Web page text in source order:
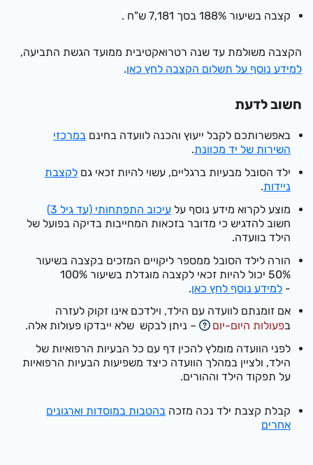
קצבה בשיעור 188% בסך
7,181 ש"ח .
הקצבה משולמת עד שנה רטרואקטיבית ממועד הגשת התביעה,
למידע נוסף על תשלום הקצבה לחץ כאן.
חשוב לדעת
באפשרותכם לקבל ייעוץ והכנה לוועדה בחינםבמרכזי
השירות של יד מכוונת.
ילד הסובל מבעיות ברגליים, עשוי להיות זכאי גםלקצבת
ניידות.
מוצע לקרוא מידע נוסף עלעיכוב התפתחותי (עד גיל 3)
חשוב להדגיש כי מדובר בזכאות המחייבות בדיקה בפועל של
הילד בוועדה.
הורהלילד הסובל ממספר ליקויים המזכים בקצבה בשיעור
50%
יכול להיות זכאי לקצבה מוגדלת בשיעור 100%
למידע נוסף לחץ כאן.
אם זומנתם לוועדה עם הילד, וילדכם אינו זקוק לעזרה
פעולות היום-יום
– ניתן לבקש שלא ייבדקו פעולות אלה.
לפני הוועדה מומלץ להכין דף עם כל הבעיות הרפואיות של
הילד, ולציין במהלך הוועדה כיצד משפיעות הבעיות הרפואיות
על תפקוד הילד וההורים.
קבלת קצבת ילד נכה מזכהבהטבות במוסדות וארגונים
אחרים